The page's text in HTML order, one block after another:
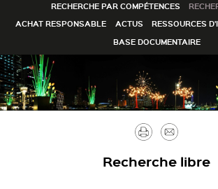
RECHERCHE PAR COMPÉTENCES
ACHAT RESPONSABLE
ACTUS
RESSOURCES
BASE DOCUMENTAIRE
Imprimer
Recherche libre